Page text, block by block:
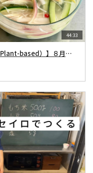
44:33
Lesson#257【乳清でつくる水キムチ（Plant-based）】８月１日（土）２１時〜配信